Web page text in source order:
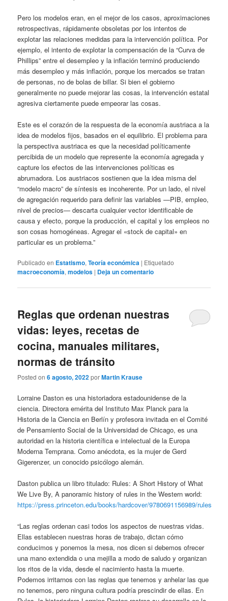
Pero los modelos eran, en el mejor de los casos, aproximaciones
retrospectivas, rápidamente obsoletas por los intentos de
explotar las relaciones medidas para la intervención política. Por
ejemplo, el intento de explotar la compensación de la “Curva de
Phillips” entre el desempleo y la inflación terminó produciendo
más desempleo y más inflación, porque los mercados se tratan
de personas, no de bolas de billar. Si bien el gobierno
generalmente no puede mejorar las cosas, la intervención estatal
agresiva ciertamente puede empeorar las cosas.
Este es el corazón de la respuesta de la economía austriaca a la
idea de modelos fijos, basados ​​en el equilibrio. El problema para
la perspectiva austriaca es que la necesidad políticamente
percibida de un modelo que represente la economía agregada y
capture los efectos de las intervenciones políticas es
abrumadora. Los austriacos sostienen que la idea misma del
“modelo macro” de síntesis es incoherente. Por un lado, el nivel
de agregación requerido para definir las variables —PIB, empleo,
nivel de precios— descarta cualquier vector identificable de
causa y efecto, porque la producción, el capital y los empleos no
son cosas homogéneas. Agregar el «stock de capital» en
particular es un problema.”
Publicado en Estatismo,Teoría económica | Etiquetado
macroeconomía,modelos | Deja un comentario
Reglas que ordenan nuestras
vidas: leyes, recetas de
cocina, manuales militares,
normas de tránsito
Posted on6 agosto, 2022porMartin Krause
Lorraine Daston es una historiadora estadounidense de la
ciencia. Directora emérita del Instituto Max Planck para la
Historia de la Ciencia en Berlín y profesora invitada en el Comité
de Pensamiento Social de la Universidad de Chicago, es una
autoridad en la historia científica e intelectual de la Europa
Moderna Temprana. Como anécdota, es la mujer de Gerd
Gigerenzer, un conocido psicólogo alemán.
Daston publica un libro titulado: Rules: A Short History of What
We Live By, A panoramic history of rules in the Western world:
https://press.princeton.edu/books/hardcover/9780691156989/rules
“Las reglas ordenan casi todos los aspectos de nuestras vidas.
Ellas establecen nuestras horas de trabajo, dictan cómo
conducimos y ponemos la mesa, nos dicen si debemos ofrecer
una mano extendida o una mejilla a modo de saludo y organizan
los ritos de la vida, desde el nacimiento hasta la muerte.
Podemos irritarnos con las reglas que tenemos y anhelar las que
no tenemos, pero ninguna cultura podría prescindir de ellas. En